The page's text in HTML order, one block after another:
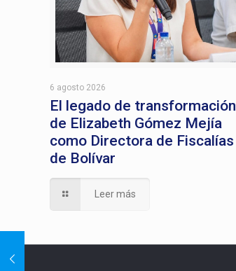
6 agosto 2026
El legado de transformación
de Elizabeth Gómez Mejía
como Directora de Fiscalías
de Bolívar
Leer más